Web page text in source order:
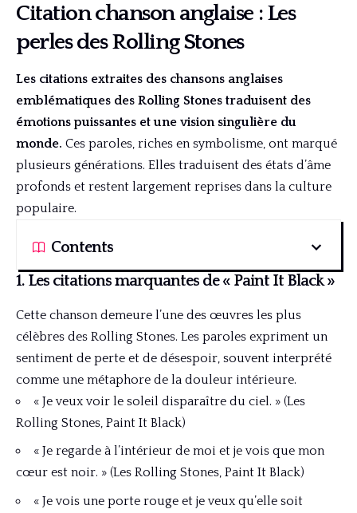
Citation chanson anglaise : Les
perles des Rolling Stones
Les citations extraites des chansons anglaises
emblématiques des Rolling Stones traduisent des
émotions puissantes et une vision singulière du
monde. Ces paroles, riches en symbolisme, ont marqué
plusieurs générations. Elles traduisent des états d’âme
profonds et restent largement reprises dans la culture
populaire.
Contents
1. Les citations marquantes de « Paint It Black »
Cette chanson demeure l’une des œuvres les plus
célèbres des Rolling Stones. Les paroles expriment un
sentiment de perte et de désespoir, souvent interprété
comme une métaphore de la douleur intérieure.
« Je veux voir le soleil disparaître du ciel. » (Les
Rolling Stones, Paint It Black)
« Je regarde à l’intérieur de moi et je vois que mon
cœur est noir. » (Les Rolling Stones, Paint It Black)
« Je vois une porte rouge et je veux qu’elle soit